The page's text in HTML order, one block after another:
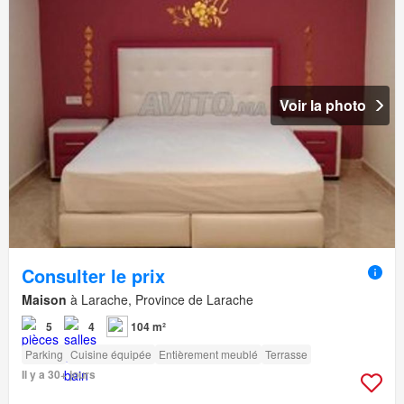
Voir la photo
Consulter le prix
Maison à Larache, Province de Larache
5 4 104 m²
Parking Cuisine équipée Entièrement meublé Terrasse
Il y a 30+ jours